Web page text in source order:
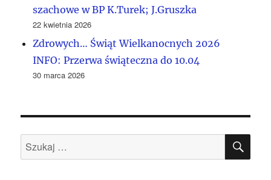
szachowe w BP K.Turek; J.Gruszka
22 kwietnia 2026
Zdrowych… Świąt Wielkanocnych 2026
INFO: Przerwa świąteczna do 10.04
30 marca 2026
Szukaj: